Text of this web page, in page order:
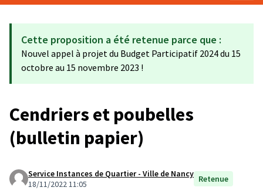
Cette proposition a été retenue parce que :
Nouvel appel à projet du Budget Participatif 2024 du 15
octobre au 15 novembre 2023 !
Cendriers et poubelles
(bulletin papier)
Service Instances de Quartier - Ville de Nancy
18/11/2022 11:05
Retenue